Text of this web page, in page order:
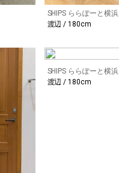
SHIPS ららぽーと横
渡辺 / 180cm
SHIPS ららぽーと横
渡辺 / 180cm